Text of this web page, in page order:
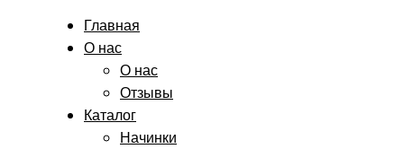
Главная
О нас
О нас
Отзывы
Каталог
Начинки